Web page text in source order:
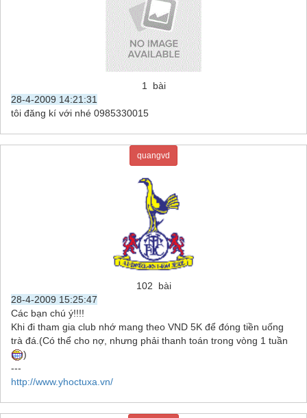
1 bài
28-4-2009 14:21:31
tôi đăng kí với nhé 0985330015
quangvd
102 bài
28-4-2009 15:25:47
Các bạn chú ý!!!!
Khi đi tham gia club nhớ mang theo VND 5K để đóng tiền uống
trà đá.(Có thể cho nợ, nhưng phải thanh toán trong vòng 1 tuần
)
---
http://www.yhoctuxa.vn/